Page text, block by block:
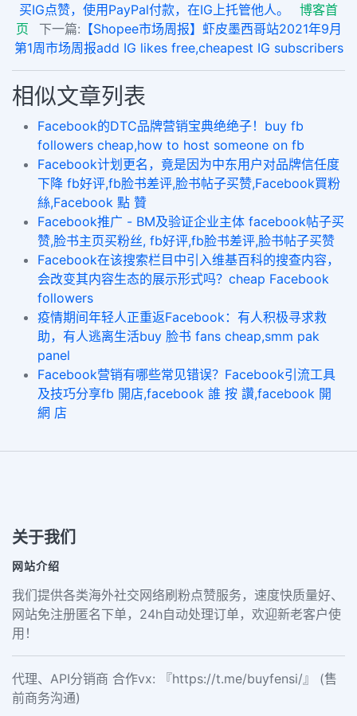
买IG点赞，使用PayPal付款，在IG上托管他人。
博客首
页
下一篇: 【Shopee市场周报】虾皮墨西哥站2021年9月
第1周市场周报add IG likes free,cheapest IG subscribers
相似文章列表
Facebook的DTC品牌营销宝典绝绝子！buy fb
followers cheap,how to host someone on fb
​Facebook计划更名，竟是因为中东用户对品牌信任度
下降 fb好评,fb脸书差评,脸书帖子买赞,Facebook買粉
絲,Facebook 點 贊
Facebook推广 - BM及验证企业主体 facebook帖子买
赞,脸书主页买粉丝, fb好评,fb脸书差评,脸书帖子买赞
Facebook在该搜索栏目中引入维基百科的搜查内容，
会改变其内容生态的展示形式吗？cheap Facebook
followers
疫情期间年轻人正重返Facebook：有人积极寻求救
助，有人逃离生活buy 脸书 fans cheap,smm pak
panel
Facebook营销有哪些常见错误？Facebook引流工具
及技巧分享fb 開店,facebook 誰 按 讚,facebook 開
網 店
关于我们
网站介绍
我们提供各类海外社交网络刷粉点赞服务，速度快质量好、
网站免注册匿名下单，24h自动处理订单，欢迎新老客户使
用！
代理、API分销商 合作vx: 『https://t.me/buyfensi/』 (售
前商务沟通)